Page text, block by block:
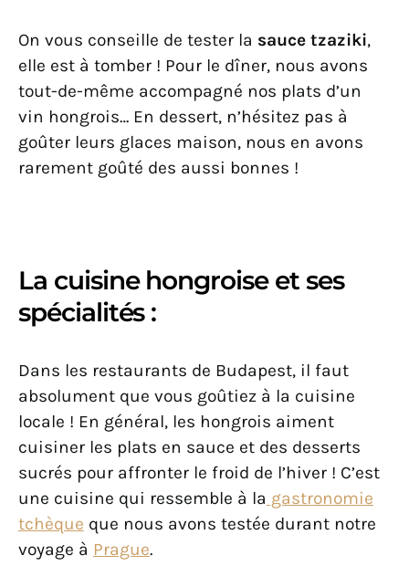
On vous conseille de tester la sauce tzaziki,
elle est à tomber ! Pour le dîner, nous avons
tout-de-même accompagné nos plats d’un
vin hongrois… En dessert, n’hésitez pas à
goûter leurs glaces maison, nous en avons
rarement goûté des aussi bonnes !
La cuisine hongroise et ses
spécialités :
Dans les restaurants de Budapest, il faut
absolument que vous goûtiez à la cuisine
locale ! En général, les hongrois aiment
cuisiner les plats en sauce et des desserts
sucrés pour affronter le froid de l’hiver ! C’est
une cuisine qui ressemble à la gastronomie
tchèque que nous avons testée durant notre
voyage à Prague.